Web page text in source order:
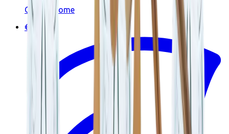
Originalhome
€25.95